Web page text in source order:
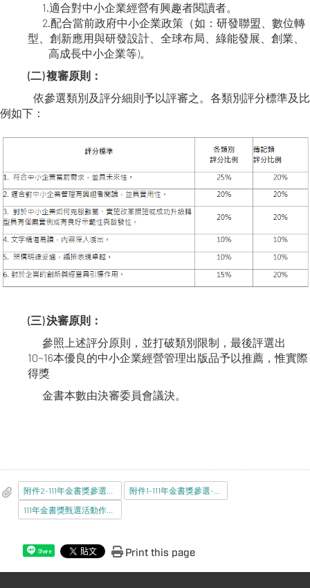
1.適合對中小企業經營有興趣者閱讀者。
2.配合當前政府中小企業政策（如：研發聯盟、數位轉
型、創新應用與研發設計、全球布局、綠能發展、創業、
高成長中小企業等)。
(二) 複審原則：
依參選類別及評分細則予以評審之。各類別評分標準及比
例如下：
(三) 決審原則：
參照上述評分原則，並打破類別限制，最後評選出
10~16本優良的中小企業經營管理出版品予以推薦，惟實際
得獎
金書本數由決審委員會議決。
Share Print this page